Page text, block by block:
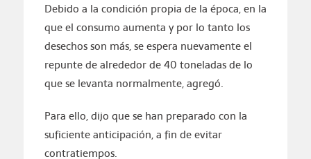
Debido a la condición propia de la época, en la
que el consumo aumenta y por lo tanto los
desechos son más, se espera nuevamente el
repunte de alrededor de 40 toneladas de lo
que se levanta normalmente, agregó.
Para ello, dijo que se han preparado con la
suficiente anticipación, a fin de evitar
contratiempos.